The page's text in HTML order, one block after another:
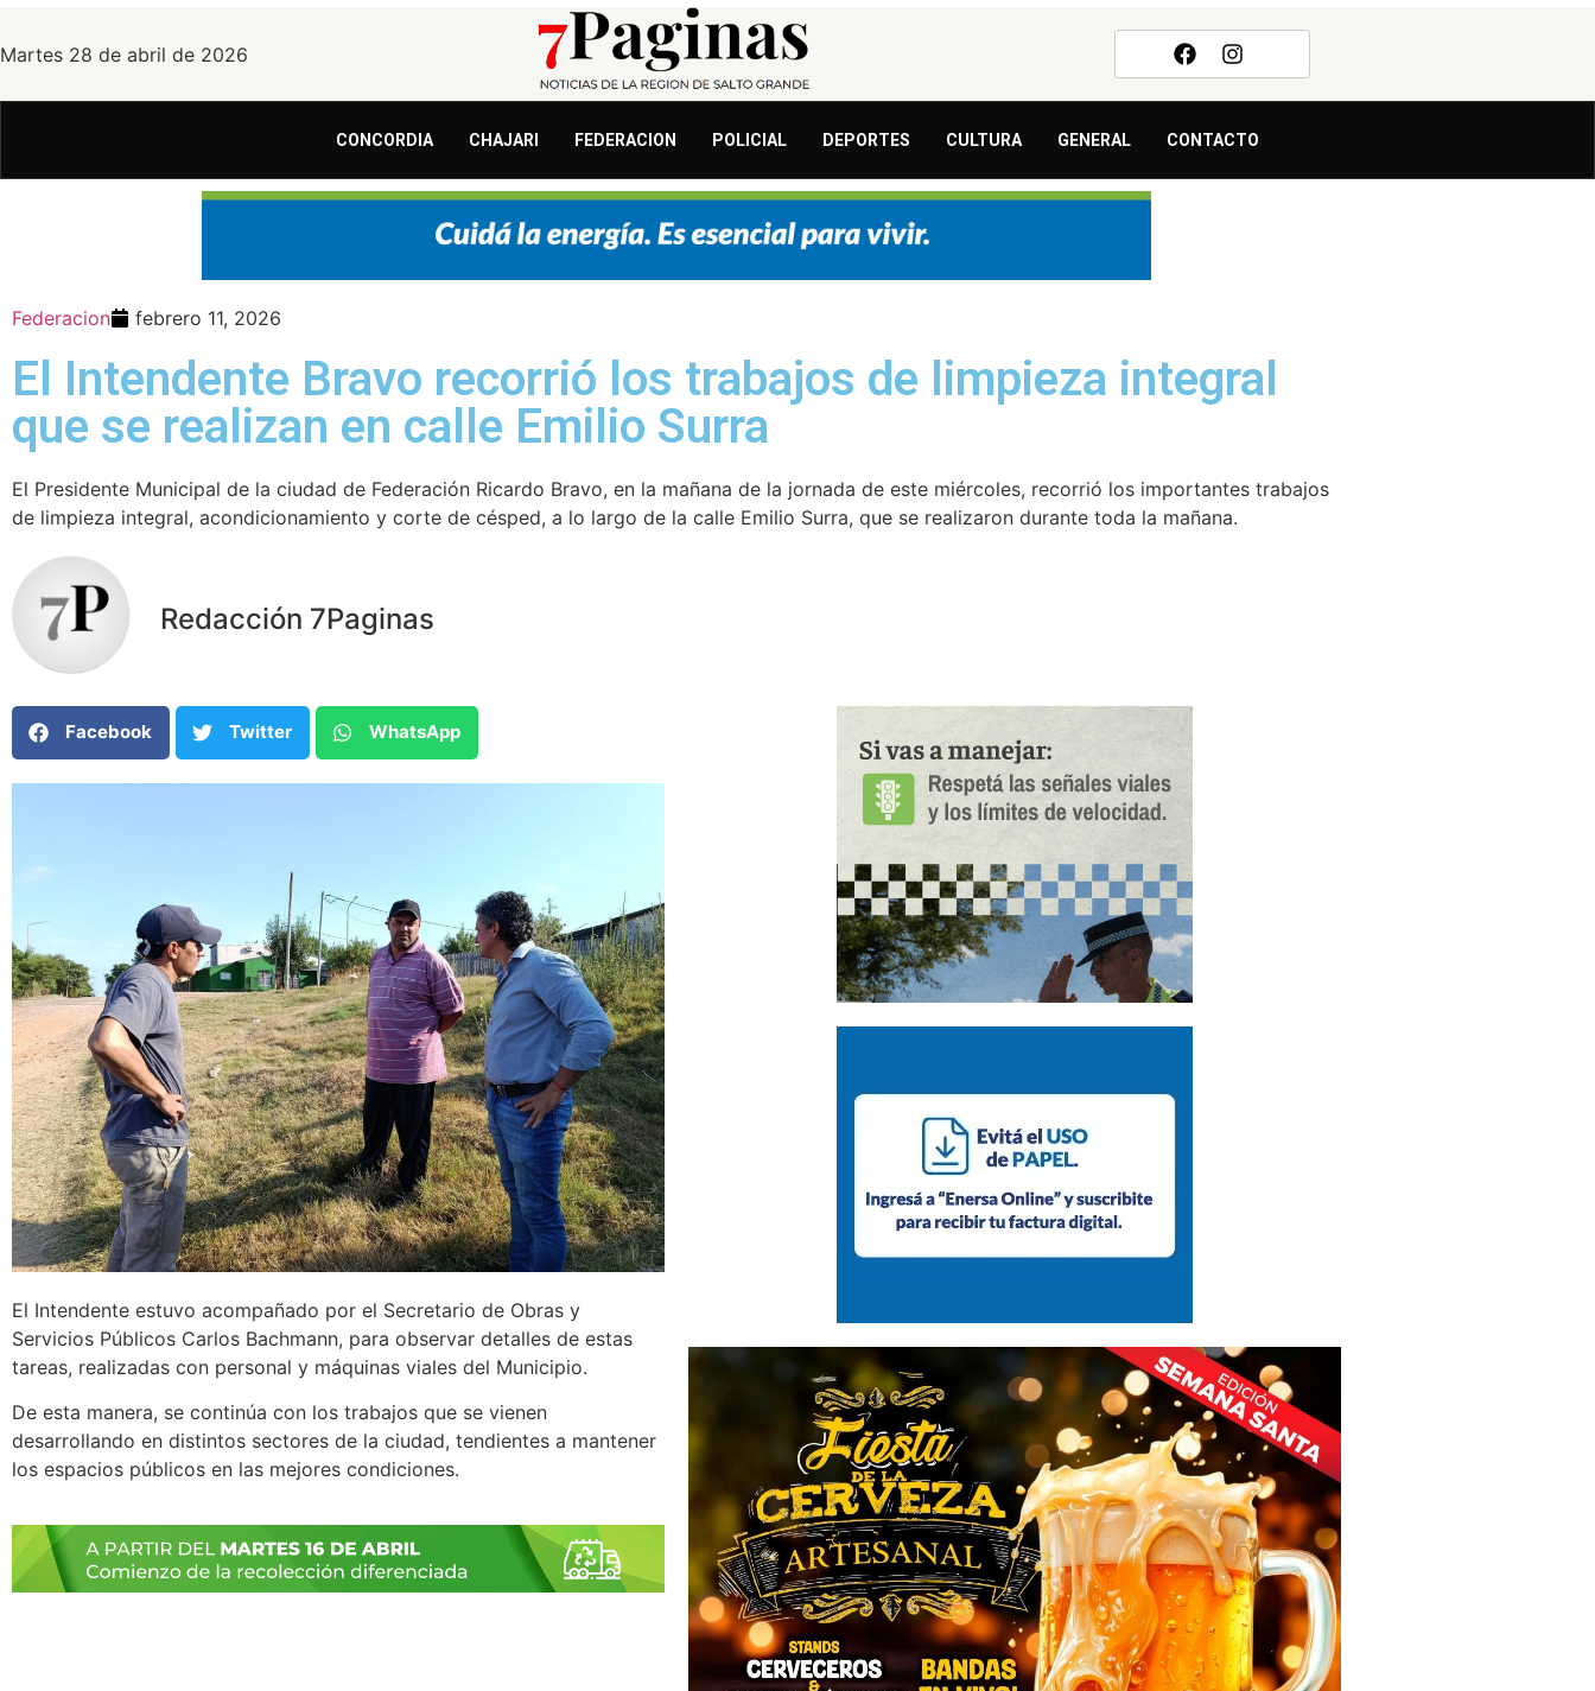
Martes 28 de abril de 2026
CONCORDIA CHAJARI FEDERACION POLICIAL DEPORTES CULTURA GENERAL CONTACTO
Federacion febrero 11, 2026
El Intendente Bravo recorrió los trabajos de limpieza integral
que se realizan en calle Emilio Surra
El Presidente Municipal de la ciudad de Federación Ricardo Bravo, en la mañana de la jornada de este miércoles, recorrió los importantes trabajos
de limpieza integral, acondicionamiento y corte de césped, a lo largo de la calle Emilio Surra, que se realizaron durante toda la mañana.
Redacción 7Paginas
Facebook Twitter WhatsApp
El Intendente estuvo acompañado por el Secretario de Obras y
Servicios Públicos Carlos Bachmann, para observar detalles de estas
tareas, realizadas con personal y máquinas viales del Municipio.
De esta manera, se continúa con los trabajos que se vienen
desarrollando en distintos sectores de la ciudad, tendientes a mantener
los espacios públicos en las mejores condiciones.